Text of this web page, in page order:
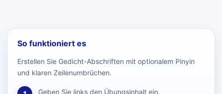
So funktioniert es
Erstellen Sie Gedicht-Abschriften mit optionalem Pinyin
und klaren Zeilenumbrüchen.
Geben Sie links den Übungsinhalt ein.